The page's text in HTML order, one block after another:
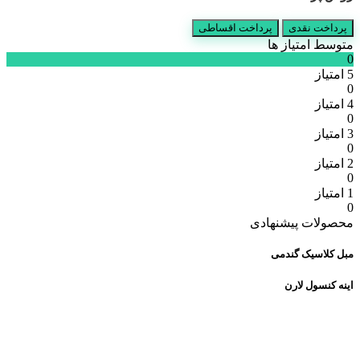
پرداخت نقدی پرداخت اقساطی
متوسط امتیاز ها
0
5 امتیاز
0
4 امتیاز
0
3 امتیاز
0
2 امتیاز
0
1 امتیاز
0
محصولات پیشنهادی
مبل کلاسیک گندمی
اینه کنسول لارن